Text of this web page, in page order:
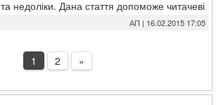
та недоліки. Дана стаття допоможе читачеві
зробити свій вибір на ринку твердопаливних
АП | 16.02.2015 17:05
1 2 »